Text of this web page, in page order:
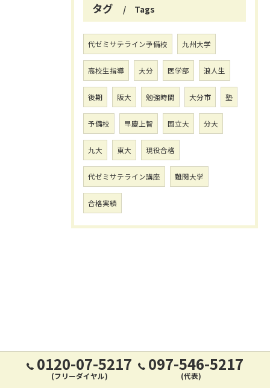
タグ Tags
代ゼミサテライン予備校 九州大学
高校生指導 大分 医学部 浪人生
後期 阪大 勉強時間 大分市 塾
予備校 早慶上智 国立大 分大
九大 東大 現役合格
代ゼミサテライン講座 難関大学
合格実績
0120-07-5217
(フリーダイヤル)
097-546-5217
(代表)